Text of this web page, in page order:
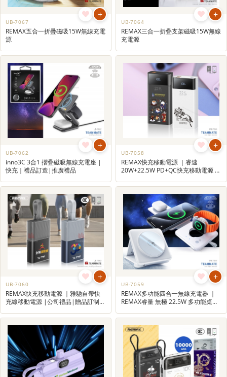
+
UB-7067
REMAX五合一折疊磁吸15W無線充電
源
+
UB-7064
REMAX三合一折疊支架磁吸15W無線
充電源
+
UB-7062
inno3C 3合1 摺疊磁吸無線充電座 |
快充｜禮品訂造|推廣禮品
+
UB-7058
REMAX快充移動電源 ｜睿速
20W+22.5W PD+QC快充移動電源 |
禮品
+
UB-7060
REMAX快充移動電源 ｜雅馳自帶快
充線移動電源 |公司禮品|贈品訂制|
+
UB-7059
REMAX多功能四合一無線充電器 ｜
REMAX睿量 無極 22.5W 多功能桌面